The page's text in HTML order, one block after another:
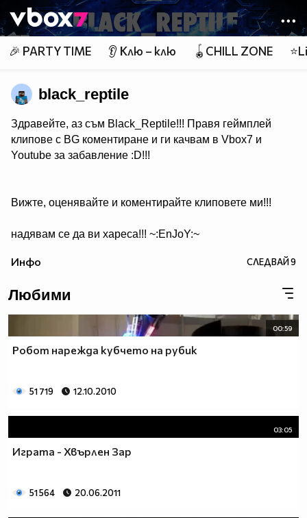
👾
🎉 PARTY TIME 👂 Клю – клю 🪀CHILL ZONE
black_reptile
Здравейте, аз съм Black_Reptile!!! Правя геймплей
клипове с BG коментиране и ги качвам в Vbox7 и
Youtube за забавление :D!!!
Вижте, оценявайте и коментирайте клиповете ми!!!
надявам се да ви хареса!!! ~:EnJoY:~
Инфо СЛЕДВАЙ9
Любими
00:59
Робот нарежда кубчето на рубик
51 719 12.10.2010
03:05
Играта - Хвърлен Зар
51 564 20.06.2011